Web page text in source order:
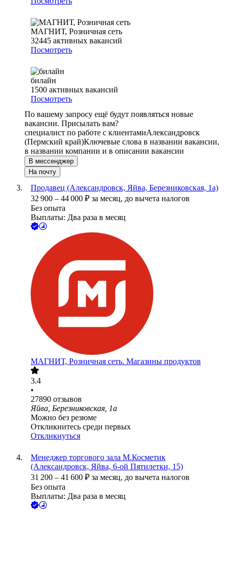
МАГНИТ, Розничная сеть
32445 активных вакансий
Посмотреть
билайн
1500 активных вакансий
Посмотреть
По вашему запросу ещё будут появляться новые
вакансии. Присылать вам?
специалист по работе с клиентамиАлександровск
(Пермский край)Ключевые слова в названии вакансии,
в названии компании и в описании вакансии
В мессенджер
На почту
Продавец (Александровск, Яйва, Березниковская, 1а)
32 900 – 44 000 ₽ за месяц, до вычета налогов
Без опыта
Выплаты: Два раза в месяц
МАГНИТ, Розничная сеть. Магазины продуктов
3.4
•
27890 отзывов
Яйва, Березниковская, 1а
Можно без резюме
Откликнитесь среди первых
Откликнуться
Менеджер торгового зала М.Косметик
(Александровск, Яйва, 6-ой Пятилетки, 15)
31 200 – 41 600 ₽ за месяц, до вычета налогов
Без опыта
Выплаты: Два раза в месяц